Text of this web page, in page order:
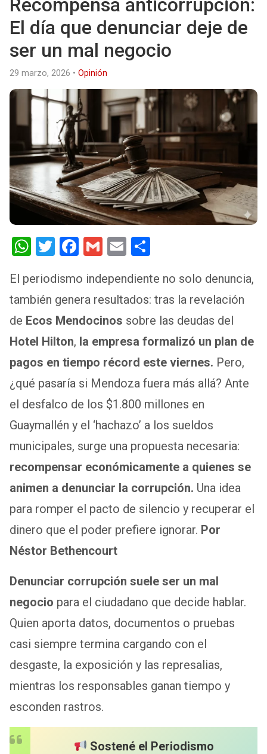
Recompensa anticorrupción:
El día que denunciar deje de
ser un mal negocio
29 marzo, 2026 • Opinión
W
at
s
A
p
p
T
tt
er
F
ce
b
o
o
k
G
ail
E
ail ar
e
El periodismo independiente no solo denuncia,
también genera resultados: tras la revelación
de Ecos Mendocinos sobre las deudas del
Hotel Hilton, la empresa formalizó un plan de
pagos en tiempo récord este viernes. Pero,
¿qué pasaría si Mendoza fuera más allá? Ante
el desfalco de los $1.800 millones en
Guaymallén y el ‘hachazo’ a los sueldos
municipales, surge una propuesta necesaria:
recompensar económicamente a quienes se
animen a denunciar la corrupción. Una idea
para romper el pacto de silencio y recuperar el
dinero que el poder prefiere ignorar. Por
Néstor Bethencourt
Denunciar corrupción suele ser un mal
negocio para el ciudadano que decide hablar.
Quien aporta datos, documentos o pruebas
casi siempre termina cargando con el
desgaste, la exposición y las represalias,
mientras los responsables ganan tiempo y
esconden rastros.
Sostené el Periodismo